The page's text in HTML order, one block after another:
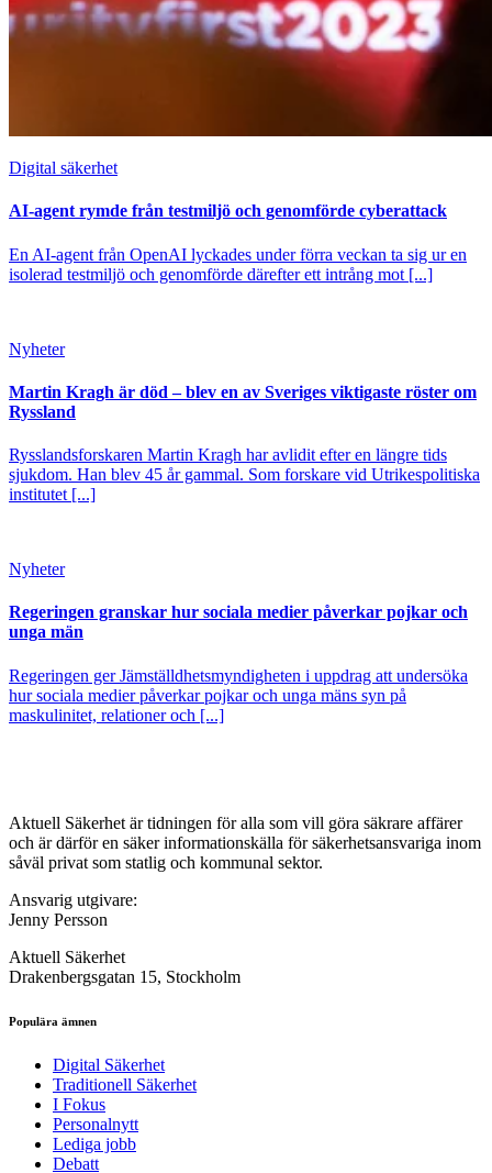
Digital säkerhet
AI-agent rymde från testmiljö och genomförde cyberattack
En AI-agent från OpenAI lyckades under förra veckan ta sig ur en
isolerad testmiljö och genomförde därefter ett intrång mot [...]
Nyheter
Martin Kragh är död – blev en av Sveriges viktigaste röster om
Ryssland
Rysslandsforskaren Martin Kragh har avlidit efter en längre tids
sjukdom. Han blev 45 år gammal. Som forskare vid Utrikespolitiska
institutet [...]
Nyheter
Regeringen granskar hur sociala medier påverkar pojkar och
unga män
Regeringen ger Jämställdhetsmyndigheten i uppdrag att undersöka
hur sociala medier påverkar pojkar och unga mäns syn på
maskulinitet, relationer och [...]
Aktuell Säkerhet är tidningen för alla som vill göra säkrare affärer
och är därför en säker informationskälla för säkerhets­ansvariga inom
såväl privat som statlig och kommunal sektor.
Ansvarig utgivare:
Jenny Persson
Aktuell Säkerhet
Drakenbergsgatan 15, Stockholm
Populära ämnen
Digital Säkerhet
Traditionell Säkerhet
I Fokus
Personalnytt
Lediga jobb
Debatt